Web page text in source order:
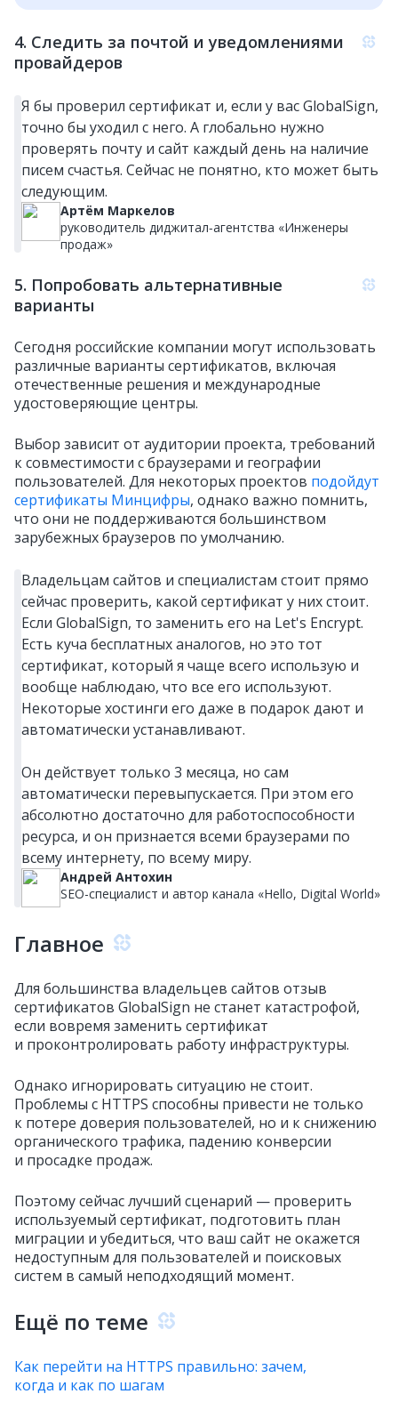
4. Следить за почтой и уведомлениями
провайдеров
Я бы проверил сертификат и, если у вас GlobalSign,
точно бы уходил с него. А глобально нужно
проверять почту и сайт каждый день на наличие
писем счастья. Сейчас не понятно, кто может быть
следующим.
Артём Маркелов
руководитель диджитал‑агентства «Инженеры
продаж»
5. Попробовать альтернативные
варианты
Сегодня российские компании могут использовать
различные варианты сертификатов, включая
отечественные решения и международные
удостоверяющие центры.
Выбор зависит от аудитории проекта, требований
к совместимости с браузерами и географии
пользователей. Для некоторых проектов подойдут
сертификаты Минцифры, однако важно помнить,
что они не поддерживаются большинством
зарубежных браузеров по умолчанию.
Владельцам сайтов и специалистам стоит прямо
сейчас проверить, какой сертификат у них стоит.
Если GlobalSign, то заменить его на Let's Encrypt.
Есть куча бесплатных аналогов, но это тот
сертификат, который я чаще всего использую и
вообще наблюдаю, что все его используют.
Некоторые хостинги его даже в подарок дают и
автоматически устанавливают.
Он действует только 3 месяца, но сам
автоматически перевыпускается. При этом его
абсолютно достаточно для работоспособности
ресурса, и он признается всеми браузерами по
всему интернету, по всему миру.
Андрей Антохин
SEO-специалист и автор канала «Hello, Digital World»
Главное
Для большинства владельцев сайтов отзыв
сертификатов GlobalSign не станет катастрофой,
если вовремя заменить сертификат
и проконтролировать работу инфраструктуры.
Однако игнорировать ситуацию не стоит.
Проблемы с HTTPS способны привести не только
к потере доверия пользователей, но и к снижению
органического трафика, падению конверсии
и просадке продаж.
Поэтому сейчас лучший сценарий — проверить
используемый сертификат, подготовить план
миграции и убедиться, что ваш сайт не окажется
недоступным для пользователей и поисковых
систем в самый неподходящий момент.
Ещё по теме
Как перейти на HTTPS правильно: зачем,
когда и как по шагам